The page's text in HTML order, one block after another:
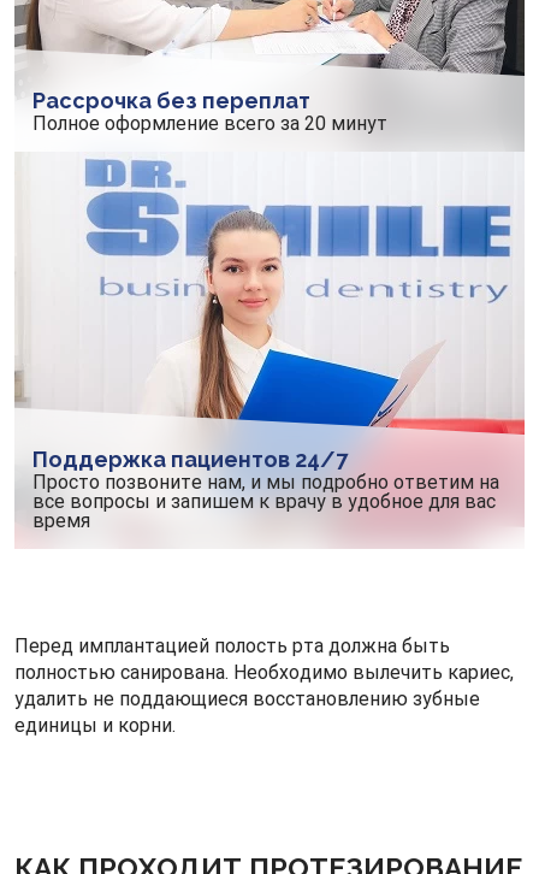
Рассрочка без переплат
Полное оформление всего за 20 минут
Поддержка пациентов 24/7
Просто позвоните нам, и мы подробно ответим на
все вопросы и запишем к врачу в удобное для вас
время
Перед имплантацией полость рта должна быть
полностью санирована. Необходимо вылечить кариес,
удалить не поддающиеся восстановлению зубные
единицы и корни.
КАК ПРОХОДИТ ПРОТЕЗИРОВАНИЕ